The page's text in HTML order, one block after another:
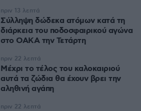
Σύλληψη δώδεκα ατόμων κατά τη
διάρκεια του ποδοσφαιρικού αγώνα
στο ΟΑΚΑ την Τετάρτη
πριν 13 λεπτά
Μέχρι το τέλος του καλοκαιριού
αυτά τα ζώδια θα έχουν βρει την
αληθινή αγάπη
πριν 22 λεπτά
πριν 22 λεπτά